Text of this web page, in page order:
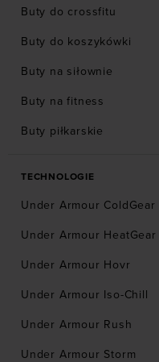
Buty do crossfitu
Buty do koszykówki
Buty na siłownie
Buty na fitness
Buty piłkarskie
TECHNOLOGIE
Under Armour ColdGear
Under Armour HeatGear
Under Armour Hovr
Under Armour Iso-Chill
Under Armour Rush
Under Armour Storm